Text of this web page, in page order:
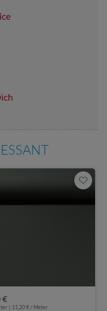
€
| 11,20 € / Meter